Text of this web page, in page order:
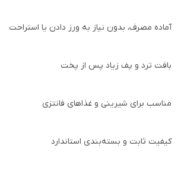
آماده مصرف، بدون نیاز به ورز دادن یا استراحت
بافت ترد و پف زیاد پس از پخت
مناسب برای شیرینی و غذاهای فانتزی
کیفیت ثابت و بسته‌بندی استاندارد